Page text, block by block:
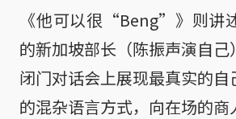
《他可以很“Beng”》则讲
的新加坡部长（陈振声演自己
闭门对话会上展现最真实的
的混杂语言方式，向在场的商